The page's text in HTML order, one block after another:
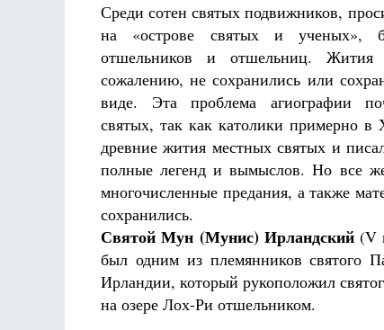
Среди сотен святых подвижников,
на «острове святых и ученых»,
отшельников и отшельниц.
сожалению, не сохранились или
виде. Эта проблема агиографии
святых, так как католики примерно в
древние жития местных святых и
полные легенд и вымыслов. Но все
многочисленные предания, а также
сохранились.
Святой Мун (Мунис) Ирландский(V
был одним из племянников святого
Ирландии, который рукоположил
на озере Лох-Ри отшельником.